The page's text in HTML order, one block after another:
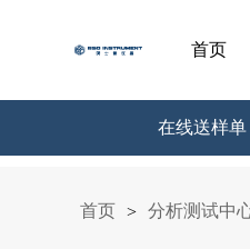
首页
在线送样单
首页 > 分析测试中